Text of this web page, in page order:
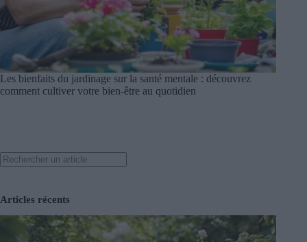
Les bienfaits du jardinage sur la santé mentale : découvrez
comment cultiver votre bien-être au quotidien
Search
Articles récents